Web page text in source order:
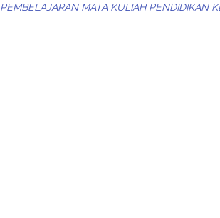
PEMBELAJARAN MATA KULIAH PENDIDIKAN